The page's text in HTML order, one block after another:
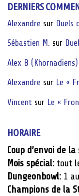
DERNIERS
Alexandre sur Duels
Sébastien M. sur
Alex B (Khornadiens)
Alexandre sur Le «
Vincent sur Le «
HORAIRE
Coup d’envoi de
Mois spécial: tout
Dungeonbowl: 1
Champions de la